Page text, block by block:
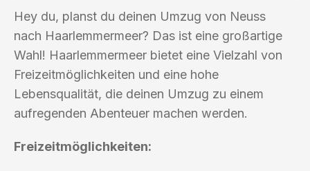
Hey du, planst du deinen Umzug von Neuss
nach Haarlemmermeer? Das ist eine großartige
Wahl! Haarlemmermeer bietet eine Vielzahl von
Freizeitmöglichkeiten und eine hohe
Lebensqualität, die deinen Umzug zu einem
aufregenden Abenteuer machen werden.
Freizeitmöglichkeiten: